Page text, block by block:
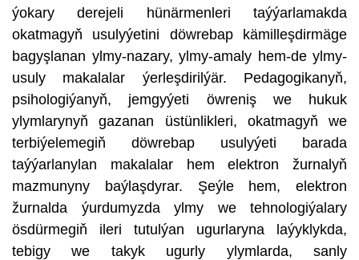
ýokary derejeli hünärmenleri taýýarlamakda
okatmagyň usulyýetini döwrebap kämilleşdirmäge
bagyşlanan ylmy-nazary, ylmy-amaly hem-de ylmy-
usuly makalalar ýerleşdirilýär. Pedagogikanyň,
psihologiýanyň, jemgyýeti öwreniş we hukuk
ylymlarynyň gazanan üstünlikleri, okatmagyň we
terbiýelemegiň döwrebap usulyýeti barada
taýýarlanylan makalalar hem elektron žurnalyň
mazmunyny baýlaşdyrar. Şeýle hem, elektron
žurnalda ýurdumyzda ylmy we tehnologiýalary
ösdürmegiň ileri tutulýan ugurlaryna laýyklykda,
tebigy we takyk ugurly ylymlarda, sanly